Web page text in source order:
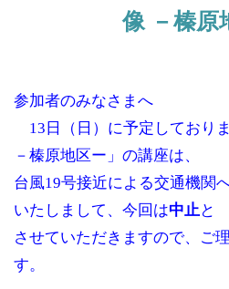
像 －榛原
参加者のみなさまへ
13日（日）に予定しており
－榛原地区ー」の講座は、
台風19号接近による交通機関
いたしまして、今回は中止と
させていただきますので、ご
す。